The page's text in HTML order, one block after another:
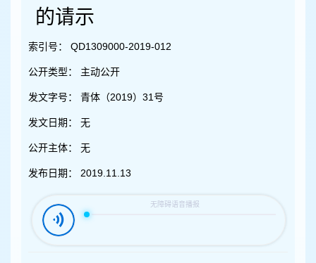
的请示
索引号： QD1309000-2019-012
公开类型： 主动公开
发文字号： 青体（2019）31号
发文日期： 无
公开主体： 无
发布日期： 2019.11.13